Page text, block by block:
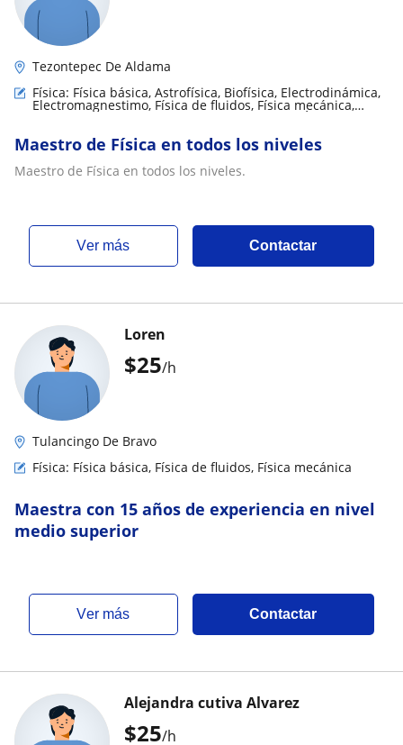
Tezontepec De Aldama
Física: Física básica, Astrofísica, Biofísica, Electrodinámica,
Electromagnestimo, Física de fluidos, Física mecánica,
Física Nuclear y de partículas, Meteorología, Óptica,
Termodinámica
Maestro de Física en todos los niveles
Maestro de Física en todos los niveles.
ver más Contactar
$25/h
Loren
Tulancingo De Bravo
Física: Física básica, Física de fluidos, Física mecánica
Maestra con 15 años de experiencia en nivel
medio superior
ver más Contactar
$25/h
Alejandra cutiva Alvarez